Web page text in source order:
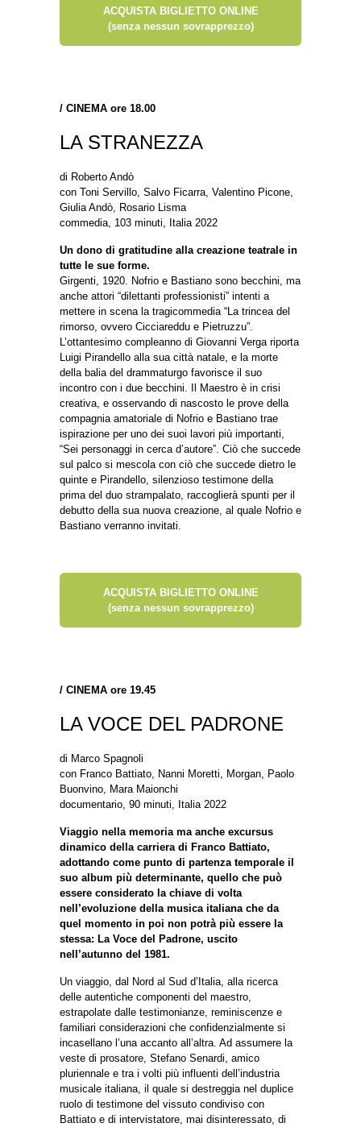
ACQUISTA BIGLIETTO ONLINE
(senza nessun sovrapprezzo)
/ CINEMA ore 18.00
LA STRANEZZA
di Roberto Andò
con Toni Servillo, Salvo Ficarra, Valentino Picone,
Giulia Andò, Rosario Lisma
commedia, 103 minuti, Italia 2022
Un dono di gratitudine alla creazione teatrale in
tutte le sue forme.
Girgenti, 1920. Nofrio e Bastiano sono becchini, ma
anche attori “dilettanti professionisti” intenti a
mettere in scena la tragicommedia “La trincea del
rimorso, ovvero Cicciareddu e Pietruzzu”.
L’ottantesimo compleanno di Giovanni Verga riporta
Luigi Pirandello alla sua città natale, e la morte
della balia del drammaturgo favorisce il suo
incontro con i due becchini. Il Maestro è in crisi
creativa, e osservando di nascosto le prove della
compagnia amatoriale di Nofrio e Bastiano trae
ispirazione per uno dei suoi lavori più importanti,
“Sei personaggi in cerca d’autore”. Ciò che succede
sul palco si mescola con ciò che succede dietro le
quinte e Pirandello, silenzioso testimone della
prima del duo strampalato, raccoglierà spunti per il
debutto della sua nuova creazione, al quale Nofrio e
Bastiano verranno invitati.
ACQUISTA BIGLIETTO ONLINE
(senza nessun sovrapprezzo)
/ CINEMA ore 19.45
LA VOCE DEL PADRONE
di Marco Spagnoli
con Franco Battiato, Nanni Moretti, Morgan, Paolo
Buonvino, Mara Maionchi
documentario, 90 minuti, Italia 2022
Viaggio nella memoria ma anche excursus
dinamico della carriera di Franco Battiato,
adottando come punto di partenza temporale il
suo album più determinante, quello che può
essere considerato la chiave di volta
nell’evoluzione della musica italiana che da
quel momento in poi non potrà più essere la
stessa: La Voce del Padrone, uscito
nell’autunno del 1981.
Un viaggio, dal Nord al Sud d’Italia, alla ricerca
delle autentiche componenti del maestro,
estrapolate dalle testimonianze, reminiscenze e
familiari considerazioni che confidenzialmente si
incasellano l’una accanto all’altra. Ad assumere la
veste di prosatore, Stefano Senardi, amico
pluriennale e tra i volti più influenti dell’industria
musicale italiana, il quale si destreggia nel duplice
ruolo di testimone del vissuto condiviso con
Battiato e di intervistatore, mai disinteressato, di